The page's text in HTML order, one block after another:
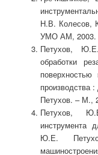
Н.В.
УМО АМ, 2003.
Петухов,
обработки
поверхностью
Петухов. – М.,
Петухов,
инструмента
Ю.Е.